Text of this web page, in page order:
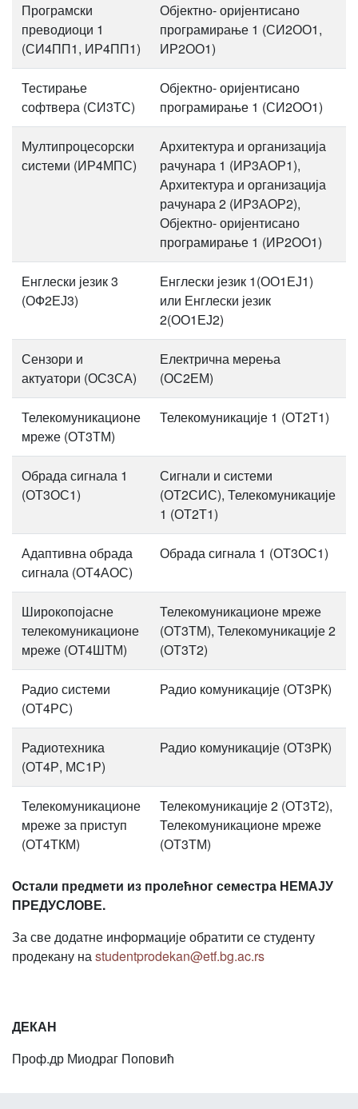
Програмски
преводиоци 1
(СИ4ПП1, ИР4ПП1)
Објектно- оријентисано
програмирање 1 (СИ2ОО1,
ИР2ОО1)
Тестирање
софтвера (СИ3ТС)
Објектно- оријентисано
програмирање 1 (СИ2ОО1)
Мултипроцесорски
системи (ИР4МПС)
Архитектура и организација
рачунара 1 (ИР3АОР1),
Архитектура и организација
рачунара 2 (ИР3АОР2),
Објектно- оријентисано
програмирање 1 (ИР2ОО1)
Енглески језик 3
(ОФ2ЕЈ3)
Енглески језик 1(ОО1ЕЈ1)
или Енглески језик
2(ОО1ЕЈ2)
Сензори и
актуатори (ОС3СА)
Електрична мерења
(ОС2ЕМ)
Телекомуникационе
мреже (ОТ3ТМ)
Телекомуникације 1 (ОТ2Т1)
Обрада сигнала 1
(ОТ3ОС1)
Сигнали и системи
(ОТ2СИС), Телекомуникације
1 (ОТ2Т1)
Адаптивна обрада
сигнала (ОТ4АОС)
Обрада сигнала 1 (ОТ3ОС1)
Широкопојасне
телекомуникационе
мреже (ОТ4ШТМ)
Телекомуникационе мреже
(ОТ3ТМ), Телекомуникације 2
(ОТ3Т2)
Радио системи
(ОТ4РС)
Радио комуникације (ОТ3РК)
Радиотехника
(ОТ4Р, МС1Р)
Радио комуникације (ОТ3РК)
Телекомуникационе
мреже за приступ
(ОТ4ТКМ)
Телекомуникације 2 (ОТ3Т2),
Телекомуникационе мреже
(ОТ3ТМ)
Остали предмети из пролећног семестра НЕМАЈУ
ПРЕДУСЛОВЕ.
За све додатне информације обратити се студенту
продекану наstudentprodekan@etf.bg.ac.rs
ДЕКАН
Проф.др Миодраг Поповић